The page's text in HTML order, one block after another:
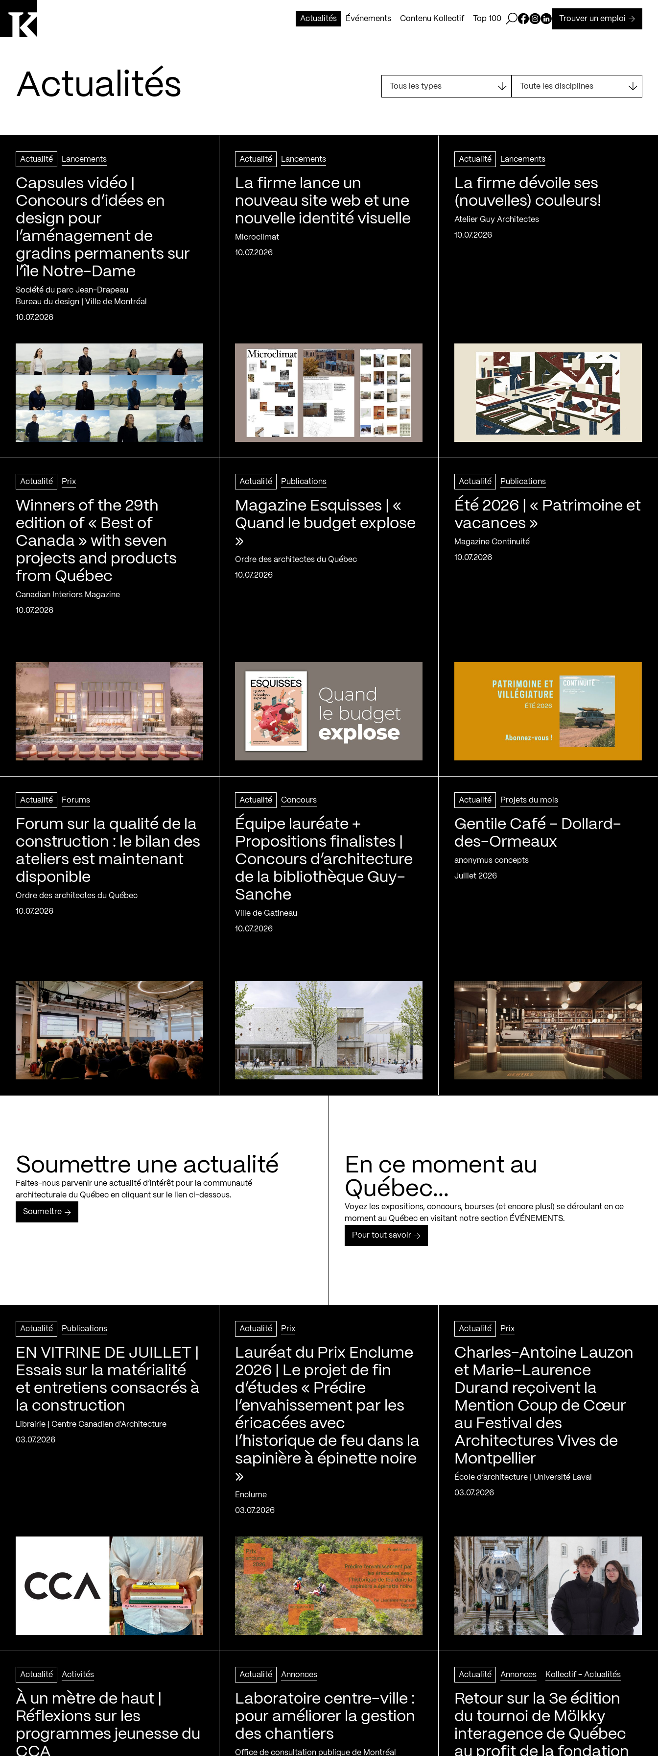
Actualités
Événements Contenu Kollectif Top 100 Ouvrir la barre de recherche
Page Facebook de Kollectif
Page Instagram de Kollectif
Page Linkedin de Kollectif
Trouver un emploi
Actualités Tous les types Toute les disciplines
Actualité Lancements
Capsules vidéo |
Concours d’idées en
design pour
l’aménagement de
gradins permanents sur
l’île Notre-Dame
Société du parc Jean-Drapeau
Bureau du design | Ville de Montréal
10.07.2026
Actualité Lancements
La firme lance un
nouveau site web et une
nouvelle identité visuelle
Microclimat
10.07.2026
Actualité Lancements
La firme dévoile ses
(nouvelles) couleurs!
Atelier Guy Architectes
10.07.2026
Actualité Prix
Winners of the 29th
edition of « Best of
Canada » with seven
projects and products
from Québec
Canadian Interiors Magazine
10.07.2026
Actualité Publications
Magazine Esquisses | «
Quand le budget explose
»
Ordre des architectes du Québec
10.07.2026
Actualité Publications
Été 2026 | « Patrimoine et
vacances »
Magazine Continuité
10.07.2026
Actualité Forums
Forum sur la qualité de la
construction : le bilan des
ateliers est maintenant
disponible
Ordre des architectes du Québec
10.07.2026
Actualité Concours
Équipe lauréate +
Propositions finalistes |
Concours d’architecture
de la bibliothèque Guy-
Sanche
Ville de Gatineau
10.07.2026
Actualité Projets du mois
Gentile Café – Dollard-
des-Ormeaux
anonymus concepts
juillet 2026
Soumettre une actualité
Faites-nous parvenir une actualité d’intérêt pour la communauté
architecturale du Québec en cliquant sur le lien ci-dessous.
Soumettre
En ce moment au
Québec...
Voyez les expositions, concours, bourses (et encore plus!) se déroulant en ce
moment au Québec en visitant notre section ÉVÉNEMENTS.
Pour tout savoir
Actualité Publications
EN VITRINE DE JUILLET |
Essais sur la matérialité
et entretiens consacrés à
la construction
Librairie | Centre Canadien d'Architecture
03.07.2026
Actualité Prix
Lauréat du Prix Enclume
2026 | Le projet de fin
d’études « Prédire
l’envahissement par les
éricacées avec
l’historique de feu dans la
sapinière à épinette noire
»
Enclume
03.07.2026
Actualité Prix
Charles-Antoine Lauzon
et Marie-Laurence
Durand reçoivent la
Mention Coup de Cœur
au Festival des
Architectures Vives de
Montpellier
École d’architecture | Université Laval
03.07.2026
Actualité Activités
À un mètre de haut |
Réflexions sur les
programmes jeunesse du
CCA
Actualité Annonces
Laboratoire centre-ville :
pour améliorer la gestion
des chantiers
Office de consultation publique de Montréal
Actualité Annonces Kollectif - Actualités
Retour sur la 3e édition
du tournoi de Mölkky
interagence de Québec
au profit de la fondation